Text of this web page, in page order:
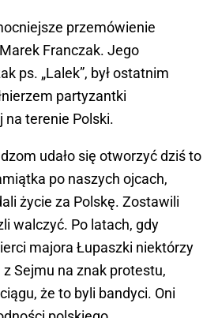
przemówienie
Franczak. Jego
ps. „Lalek”, był ostatnim
partyzantki
terenie Polski.
udało się otworzyć dziś to
po naszych ojcach,
życie za Polskę. Zostawili
walczyć. Po latach, gdy
majora Łupaszki niektórzy
Sejmu na znak protestu,
że to byli bandyci. Oni